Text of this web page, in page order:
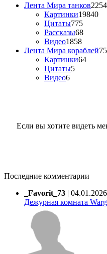
Лента Мира танков
Картинки19840
Цитаты775
Рассказы68
Видео1858
Лента Мира кораблей75
Картинки64
Цитаты5
Видео6
Если вы хотите видеть
Последние комментарии
_Favorit_73 |
Дежурная комната